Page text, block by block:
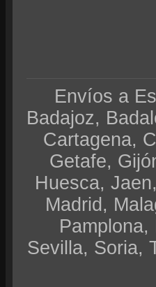
Envíos a
Badajoz,
Cartagena,
Getafe,
Huesca,
Madrid,
Sevilla, Soria,